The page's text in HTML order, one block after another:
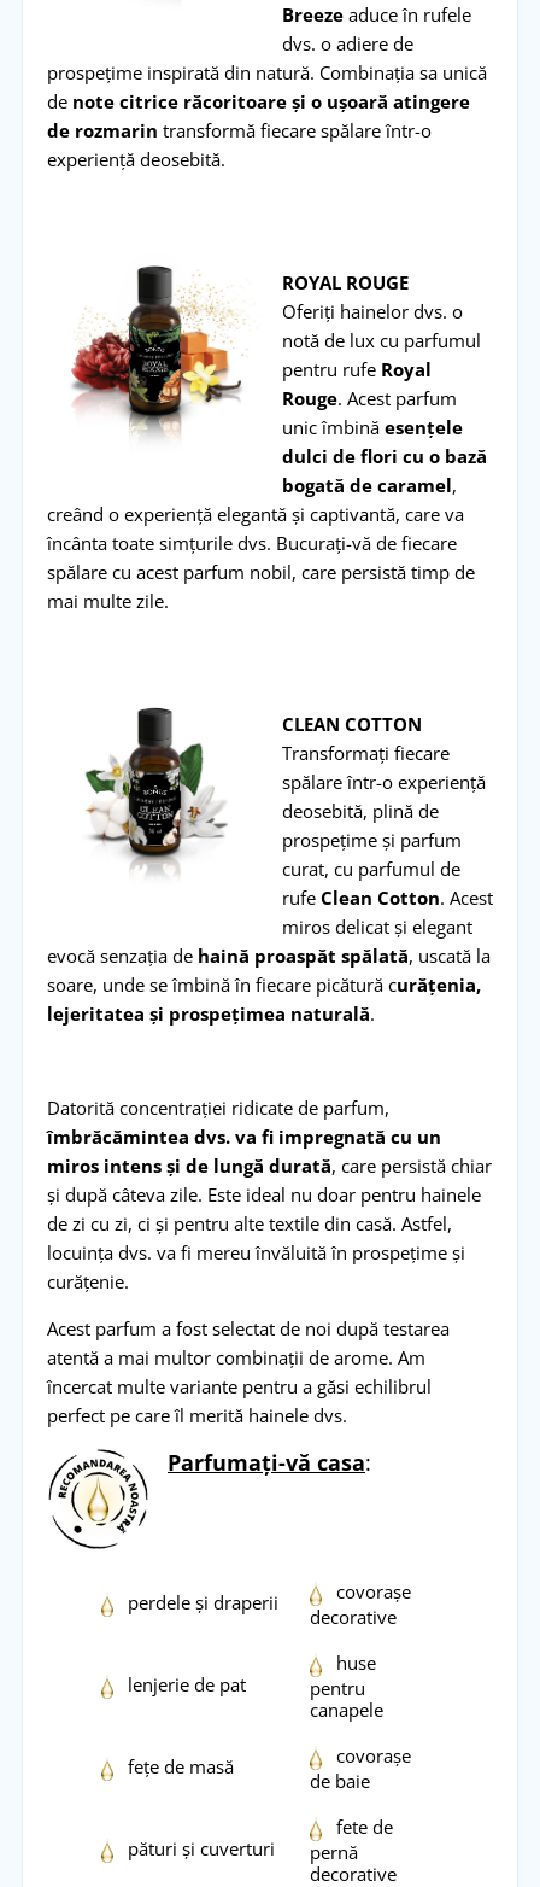
Breezeaduce în rufele
dvs. o adiere de
prospețime inspirată din natură. Combinația sa unică
de note citrice răcoritoare și o ușoară atingere
de rozmarin transformă fiecare spălare într-o
experiență deosebită.
ROYAL ROUGE
Oferiți hainelor dvs. o
notă de lux cu parfumul
pentru rufe Royal
Rouge. Acest parfum
unic îmbină esențele
dulci de flori cu o bază
bogată de caramel,
creând o experiență elegantă și captivantă, care va
încânta toate simțurile dvs. Bucurați-vă de fiecare
spălare cu acest parfum nobil, care persistă timp de
mai multe zile.
CLEAN COTTON
Transformați fiecare
spălareîntr-o experiență
deosebită, plină de
prospețime și parfum
curat, cu parfumul de
rufe Clean Cotton. Acest
miros delicat și elegant
evocă senzația de haină proaspăt spălată, uscată la
soare, unde seîmbinăîn fiecare picătură curățenia,
lejeritatea și prospețimea naturală.
Datorită concentrației ridicate de parfum,
îmbrăcămintea dvs. va fi impregnată cu un
miros intens și de lungă durată, care persistă chiar
și după câteva zile. Este ideal nu doar pentru hainele
de zi cu zi, ci și pentru alte textile din casă. Astfel,
locuința dvs. va fi mereu învăluită în prospețime și
curățenie.
Acest parfum a fost selectat de noi după testarea
atentă a mai multor combinații de arome. Am
încercat multe variante pentru a găsi echilibrul
perfect pe care îl merită hainele dvs.
Parfumați-vă casa:
perdele și draperii
covorașe
decorative
lenjerie de pat
huse
pentru
canapele
fețe de masă
covorașe
de baie
pături și cuverturi
fete de
pernă
decorative